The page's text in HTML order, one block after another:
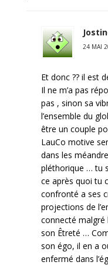
24 MAI
Et donc ?? il est
Il ne m’a pas
pas , sinon sa
l’ensemble du
être un couple
LauCo motive
dans les
pléthorique … tu
ce après quoi tu
confronté a ses
projections de
connecté malgré
son Êtreté …
son égo, il en a
enfermé dans